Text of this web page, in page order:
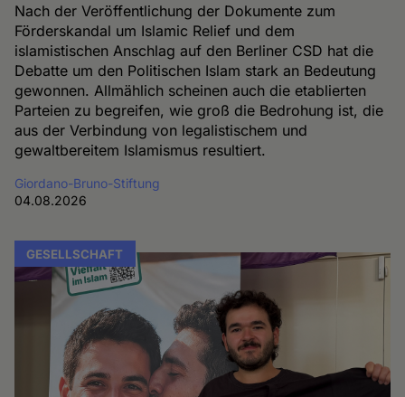
Nach der Veröffentlichung der Dokumente zum
Förderskandal um Islamic Relief und dem
islamistischen Anschlag auf den Berliner CSD hat die
Debatte um den Politischen Islam stark an Bedeutung
gewonnen. Allmählich scheinen auch die etablierten
Parteien zu begreifen, wie groß die Bedrohung ist, die
aus der Verbindung von legalistischem und
gewaltbereitem Islamismus resultiert.
Giordano-Bruno-Stiftung
04.08.2026
GESELLSCHAFT